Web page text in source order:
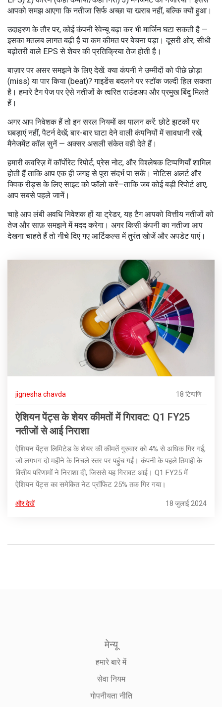
आपको समझ आएगा कि नतीजा सिर्फ अच्छा या खराब नहीं, बल्कि क्यों हुआ।
उदाहरण के तौर पर, कोई कंपनी रेवेन्यू बढ़ा कर भी मार्जिन घटा सकती है —
इसका मतलब लागत बढ़ी है या कम कीमत पर बेचना पड़ा। दूसरी ओर, सीधी
बढ़ोतरी वाले EPS से शेयर की प्रतिक्रिया तेज होती है।
बाज़ार पर असर समझने के लिए देखें: क्या कंपनी ने उम्मीदों को पीछे छोड़ा
(miss) या पार किया (beat)? गाइडेंस बदलने पर स्टॉक जल्दी हिल सकता
है। हमारे टैग पेज पर ऐसे नतीजों के त्वरित राउंडअप और प्रमुख बिंदु मिलते
हैं।
अगर आप निवेशक हैं तो इन सरल नियमों का पालन करें: छोटे झटकों पर
घबड़ाएं नहीं, पैटर्न देखें; बार-बार घाटा देने वाली कंपनियों में सावधानी रखें;
मैनेजमेंट कॉल सुनें — अक्सर असली संकेत वही देते हैं।
हमारी कवरिज़ में कॉर्पोरेट रिपोर्ट, प्रेस नोट, और विश्लेषक टिप्पणियाँ शामिल
होती हैं ताकि आप एक ही जगह से पूरा संदर्भ पा सकें। नोटिस अलर्ट और
क्विक रीड्स के लिए साइट को फॉलो करें—ताकि जब कोई बड़ी रिपोर्ट आए,
आप सबसे पहले जानें।
चाहे आप लंबी अवधि निवेशक हों या ट्रेडर, यह टैग आपको वित्तीय नतीजों को
तेज और साफ़ समझने में मदद करेगा। अगर किसी कंपनी का नतीजा आप
देखना चाहते हैं तो नीचे दिए गए आर्टिकल्स में तुरंत खोजें और अपडेट पाएं।
jignesha chavda 18 टिप्पणि
ऐशियन पेंट्स के शेयर कीमतों में गिरावट: Q1 FY25
नतीजों से आई निराशा
ऐशियन पेंट्स लिमिटेड के शेयर की कीमतें गुरुवार को 4% से अधिक गिर गईं,
जो लगभग दो महीने के निचले स्तर पर पहुंच गईं। कंपनी के पहले तिमाही के
वित्तीय परिणामों ने निराशा दी, जिससे यह गिरावट आई। Q1 FY25 में
ऐशियन पेंट्स का समेकित नेट प्रॉफिट 25% तक गिर गया।
और देखें 18 जुलाई 2024
मेन्यू
हमारे बारे में
सेवा नियम
गोपनीयता नीति